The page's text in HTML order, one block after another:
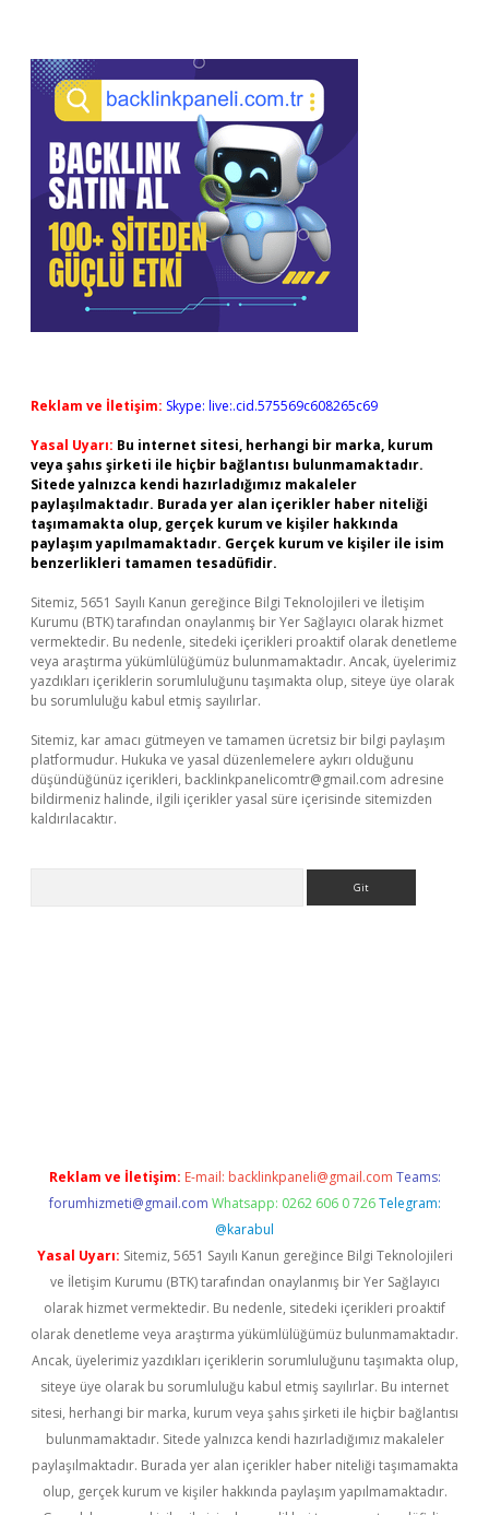
Reklam ve İletişim: Skype: live:.cid.575569c608265c69
Yasal Uyarı: Bu internet sitesi, herhangi bir marka, kurum
veya şahıs şirketi ile hiçbir bağlantısı bulunmamaktadır.
Sitede yalnızca kendi hazırladığımız makaleler
paylaşılmaktadır. Burada yer alan içerikler haber niteliği
taşımamakta olup, gerçek kurum ve kişiler hakkında
paylaşım yapılmamaktadır. Gerçek kurum ve kişiler ile isim
benzerlikleri tamamen tesadüfidir.
Sitemiz, 5651 Sayılı Kanun gereğince Bilgi Teknolojileri ve İletişim
Kurumu (BTK) tarafından onaylanmış bir Yer Sağlayıcı olarak hizmet
vermektedir. Bu nedenle, sitedeki içerikleri proaktif olarak denetleme
veya araştırma yükümlülüğümüz bulunmamaktadır. Ancak, üyelerimiz
yazdıkları içeriklerin sorumluluğunu taşımakta olup, siteye üye olarak
bu sorumluluğu kabul etmiş sayılırlar.
Sitemiz, kar amacı gütmeyen ve tamamen ücretsiz bir bilgi paylaşım
platformudur. Hukuka ve yasal düzenlemelere aykırı olduğunu
düşündüğünüz içerikleri, backlinkpanelicomtr@gmail.com adresine
bildirmeniz halinde, ilgili içerikler yasal süre içerisinde sitemizden
kaldırılacaktır.
Reklam ve İletişim: E-mail: backlinkpaneli@gmail.com Teams:
forumhizmeti@gmail.com Whatsapp: 0262 606 0 726 Telegram:
@karabul
Yasal Uyarı: Sitemiz, 5651 Sayılı Kanun gereğince Bilgi Teknolojileri
ve İletişim Kurumu (BTK) tarafından onaylanmış bir Yer Sağlayıcı
olarak hizmet vermektedir. Bu nedenle, sitedeki içerikleri proaktif
olarak denetleme veya araştırma yükümlülüğümüz bulunmamaktadır.
Ancak, üyelerimiz yazdıkları içeriklerin sorumluluğunu taşımakta olup,
siteye üye olarak bu sorumluluğu kabul etmiş sayılırlar. Bu internet
sitesi, herhangi bir marka, kurum veya şahıs şirketi ile hiçbir bağlantısı
bulunmamaktadır. Sitede yalnızca kendi hazırladığımız makaleler
paylaşılmaktadır. Burada yer alan içerikler haber niteliği taşımamakta
olup, gerçek kurum ve kişiler hakkında paylaşım yapılmamaktadır.